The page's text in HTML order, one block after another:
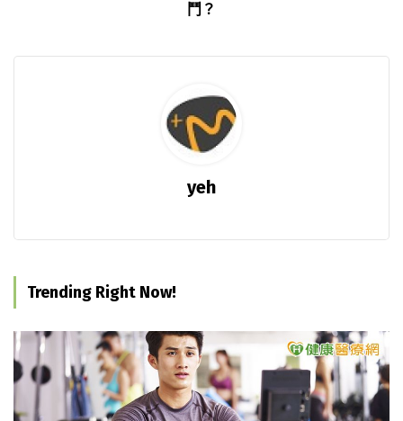
鬥？
yeh
Trending Right Now!